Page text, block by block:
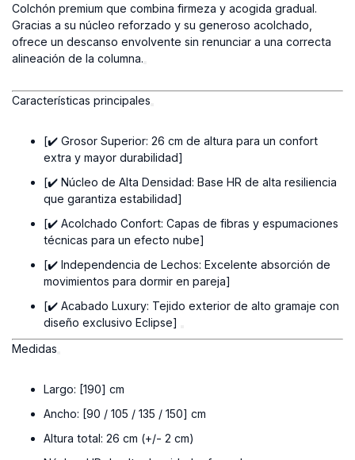
Colchón premium que combina firmeza y acogida gradual.
Gracias a su núcleo reforzado y su generoso acolchado,
ofrece un descanso envolvente sin renunciar a una correcta
alineación de la columna.
Características principales
[✔️ Grosor Superior: 26 cm de altura para un confort
extra y mayor durabilidad]
[✔️ Núcleo de Alta Densidad: Base HR de alta resiliencia
que garantiza estabilidad]
[✔️ Acolchado Confort: Capas de fibras y espumaciones
técnicas para un efecto nube]
[✔️ Independencia de Lechos: Excelente absorción de
movimientos para dormir en pareja]
[✔️ Acabado Luxury: Tejido exterior de alto gramaje con
diseño exclusivo Eclipse]
Medidas
Largo: [190] cm
Ancho: [90 / 105 / 135 / 150] cm
Altura total: 26 cm (+/- 2 cm)